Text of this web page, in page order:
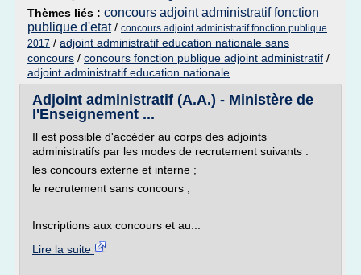
Thèmes liés : concours adjoint administratif fonction
publique d'etat/ concours adjoint administratif fonction publique
2017 / adjoint administratif education nationale sans
concours / concours fonction publique adjoint administratif /
adjoint administratif education nationale
Adjoint administratif (A.A.) - Ministère de
l'Enseignement ...
Il est possible d'accéder au corps des adjoints
administratifs par les modes de recrutement suivants :
les concours externe et interne ;
le recrutement sans concours ;
Inscriptions aux concours et au...
Lire la suite